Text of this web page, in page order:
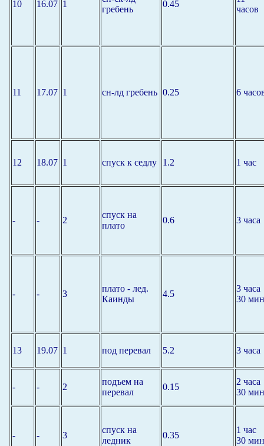
10 16.07 1
гребень
0.45
часов
11 17.07 1 сн-лд гребень 0.25 6
12 18.07 1 спуск к седлу 1.2 1 час
- - 2
спуск на
плато
0.6 3 часа
- - 3
плато - лед.
Каинды
4.5
3 часа
30
13 19.07 1 под перевал 5.2 3 часа
- - 2
подъем на
перевал
0.15
2 часа
30
- - 3
спуск на
ледник
0.35
1 час
30